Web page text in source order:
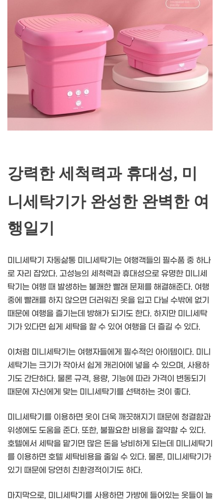
강력한 세척력과 휴대성, 미
니세탁기가 완성한 완벽한 여
행일기
미니세탁기 자동삶통 미니세탁기는 여행객들의 필수품 중 하나
로 자리 잡았다. 고성능의 세척력과 휴대성으로 유명한 미니세
탁기는 여행 때 발생하는 불쾌한 빨래 문제를 해결해준다. 여행
중에 빨래를 하지 않으면 더러워진 옷을 입고 다닐 수밖에 없기
때문에 여행을 즐기는데 방해가 되기도 한다. 하지만 미니세탁
기가 있다면 쉽게 세탁을 할 수 있어 여행을 더 즐길 수 있다.
이처럼 미니세탁기는 여행자들에게 필수적인 아이템이다. 미니
세탁기는 크기가 작아서 쉽게 캐리어에 넣을 수 있으며, 사용하
기도 간단하다. 물론 규격, 용량, 기능에 따라 가격이 변동되기
때문에 자신에게 맞는 미니세탁기를 선택하는 것이 좋다.
미니세탁기를 이용하면 옷이 더욱 깨끗해지기 때문에 청결함과
위생에도 도움을 준다. 또한, 불필요한 비용을 절약할 수 있다.
호텔에서 세탁을 맡기면 많은 돈을 낭비하게 되는데 미니세탁기
를 이용하면 호텔 세탁비용을 줄일 수 있다. 물론, 미니세탁기가
있기 때문에 당연히 친환경적이기도 하다.
마지막으로, 미니세탁기를 사용하면 가방에 들어있는 옷들이 늘